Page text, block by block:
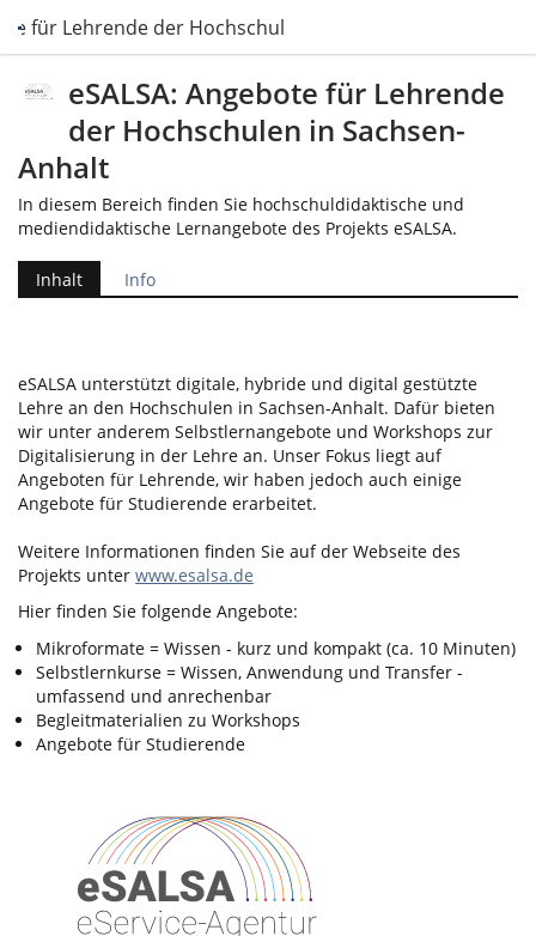
für Lehrende der Hochschulen in Sachsen-Anhalt
eSALSA: Angebote für Lehrende
der Hochschulen in Sachsen-
Anhalt
In diesem Bereich finden Sie hochschuldidaktische und
mediendidaktische Lernangebote des Projekts eSALSA.
Inhalt Info
eSALSA unterstützt digitale, hybride und digital gestützte
Lehre an den Hochschulen in Sachsen-Anhalt. Dafür bieten
wir unter anderem Selbstlernangebote und Workshops zur
Digitalisierung in der Lehre an. Unser Fokus liegt auf
Angeboten für Lehrende, wir haben jedoch auch einige
Angebote für Studierende erarbeitet.
Weitere Informationen finden Sie auf der Webseite des
Projekts unter www.esalsa.de
Hier finden Sie folgende Angebote:
Mikroformate = Wissen - kurz und kompakt (ca. 10 Minuten)
Selbstlernkurse = Wissen, Anwendung und Transfer -
umfassend und anrechenbar
Begleitmaterialien zu Workshops
Angebote für Studierende